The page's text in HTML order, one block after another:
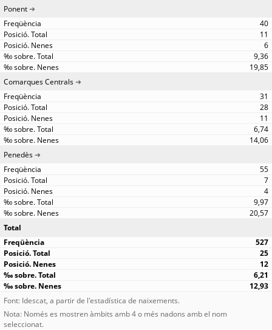
Ponent
40
11
6
9,36
19,85
Comarques Centrals
31
28
11
6,74
14,06
Penedès
55
7
4
9,97
20,57
Total
527
25
12
6,21
12,93
Font: Idescat, a partir de l'estadística de naixements.
Nota: Només es mostren àmbits amb 4 o més nadons amb el nom
seleccionat.